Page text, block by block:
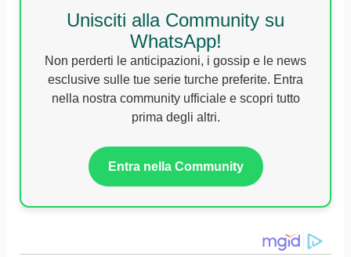
Unisciti alla Community su
WhatsApp!
Non perderti le anticipazioni, i gossip e le news
esclusive sulle tue serie turche preferite. Entra
nella nostra community ufficiale e scopri tutto
prima degli altri.
Entra nella Community